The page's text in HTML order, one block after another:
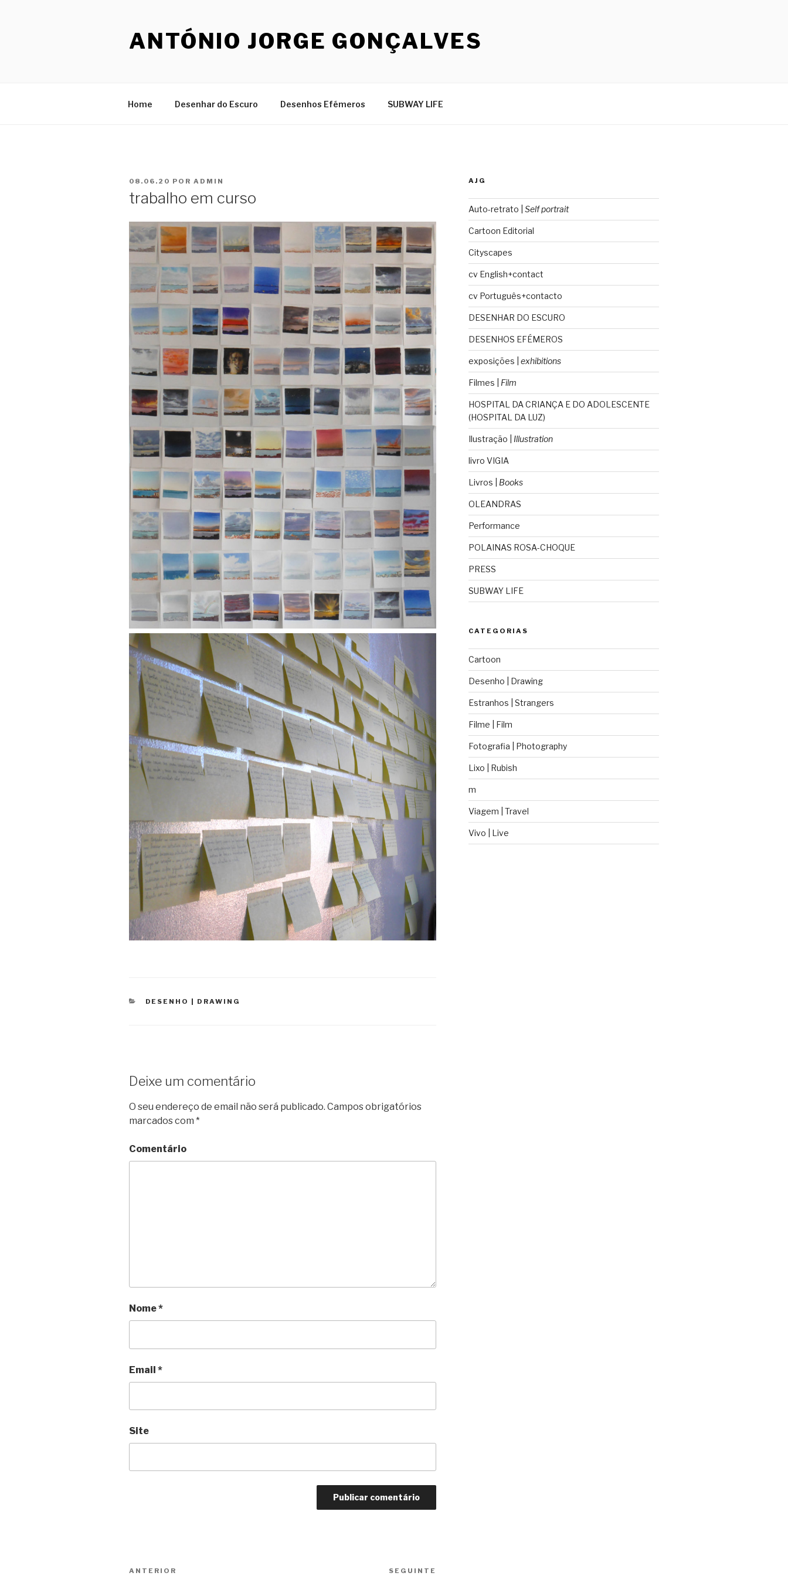
ANTÓNIO JORGE GONÇALVES
Home Desenhar do Escuro Desenhos Efémeros SUBWAY LIFE
PUBLICADO
EM
08.06.20 POR ADMIN
trabalho em curso
CATEGORIAS
DESENHO | DRAWING
Deixe um comentário
O seu endereço de email não será publicado. Campos obrigatórios
marcados com *
Comentário
Nome*
Email *
Site
Navegação
Conteúdo
ANTERIOR SEGUINTE
AJG
Auto-retrato | Self portrait
Cartoon Editorial
Cityscapes
cv English+contact
cv Português+contacto
DESENHAR DO ESCURO
DESENHOS EFÉMEROS
exposições | exhibitions
Filmes | Film
HOSPITAL DA CRIANÇA E DO ADOLESCENTE
(HOSPITAL DA LUZ)
Ilustração | Illustration
livro VIGIA
Livros | Books
OLEANDRAS
Performance
POLAINAS ROSA-CHOQUE
PRESS
SUBWAY LIFE
CATEGORIAS
Cartoon
Desenho | Drawing
Estranhos | Strangers
Filme | Film
Fotografia | Photography
Lixo | Rubish
m
Viagem | Travel
Vivo | Live